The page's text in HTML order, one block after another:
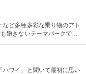
ると、感動しますよ！
ど多種多彩な乗り物のアト
飽きないテーマパークで
り、デートで訪れるのも楽し
ハワイ」と聞いて最初に思い